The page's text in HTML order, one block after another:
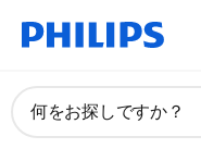
何をお探しですか？